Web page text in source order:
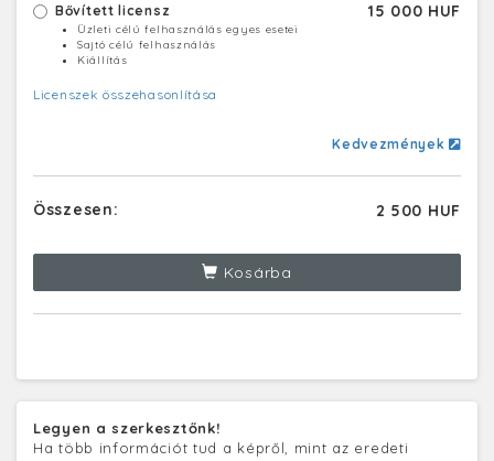
Bővített licensz 15 000 HUF
Üzleti célú felhasználás egyes esetei
Sajtó célú felhasználás
Kiállítás
Licenszek összehasonlítása
Kedvezmények
Összesen: 2 500 HUF
Kosárba
Legyen a szerkesztőnk!
Ha több információt tud a képről, mint az eredeti